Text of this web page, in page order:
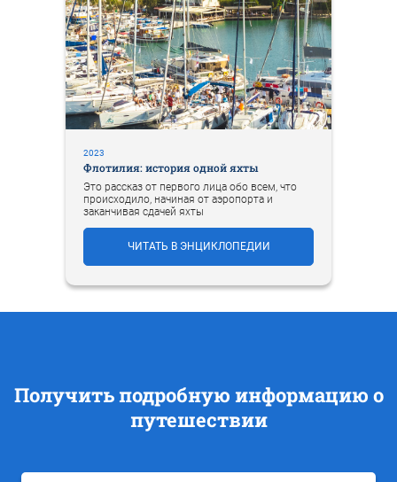
2023
Флотилия: история одной яхты
Это рассказ от первого лица обо всем, что
происходило, начиная от аэропорта и
заканчивая сдачей яхты
ЧИТАТЬ В ЭНЦИКЛОПЕДИИ
Получить подробную информацию о
путешествии